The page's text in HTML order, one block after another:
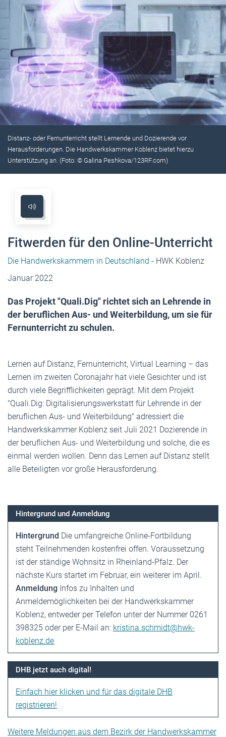
Distanz- oder Fernunterricht stellt Lernende und Dozierende vor
Herausforderungen. Die Handwerkskammer Koblenz bietet hierzu
Unterstützung an. (Foto: © Galina Peshkova/123RF.com)
Fitwerden für den Online-Unterricht
Die Handwerkskammern in Deutschland - HWK Koblenz
Januar 2022
Das Projekt "Quali.Dig" richtet sich an Lehrende in
der beruflichen Aus- und Weiterbildung, um sie für
Fernunterricht zu schulen.
Lernen auf Distanz, Fernunterricht, Virtual Learning – das
Lernen im zweiten Coronajahr hat viele Gesichter und ist
durch viele Begrifflichkeiten geprägt. Mit dem Projekt
"Quali.Dig: Digitalisierungswerkstatt für Lehrende in der
beruflichen Aus- und Weiterbildung" adressiert die
Handwerkskammer Koblenz seit Juli 2021 Dozierende in
der beruflichen Aus- und Weiterbildung und solche, die es
einmal werden wollen. Denn das Lernen auf Distanz stellt
alle Beteiligten vor große Herausforderung.
Hintergrund und Anmeldung
Hintergrund Die umfangreiche Online-Fortbildung
steht Teilnehmenden kostenfrei offen. Voraussetzung
ist der ständige Wohnsitz in Rheinland-Pfalz. Der
nächste Kurs startet im Februar, ein weiterer im April.
Anmeldung Infos zu Inhalten und
Anmeldemöglichkeiten bei der Handwerkskammer
Koblenz, entweder per Telefon unter der Nummer 0261
398325 oder per E-Mail an: kristina.schmidt@hwk-
koblenz.de
DHB jetzt auch digital!
Einfach hier klicken und für das digitale DHB
registrieren!
Weitere Meldungen aus dem Bezirk der Handwerkskammer